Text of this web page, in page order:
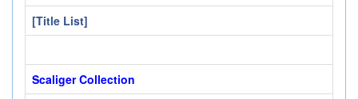
[Title List]
Scaliger Collection